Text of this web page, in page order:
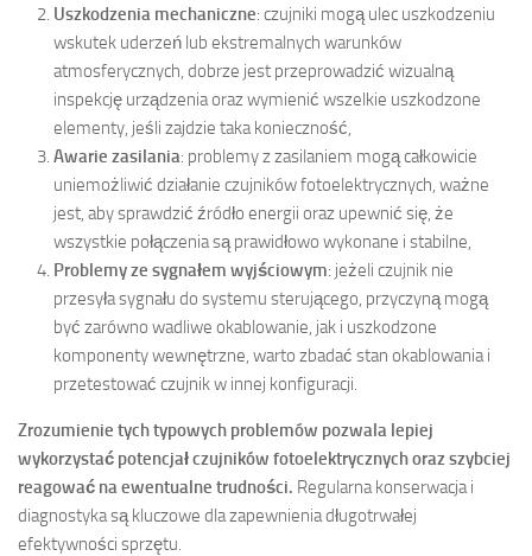
Uszkodzenia mechaniczne: czujniki mogą ulec uszkodzeniu
wskutek uderzeń lub ekstremalnych warunków
atmosferycznych, dobrze jest przeprowadzić wizualną
inspekcję urządzenia oraz wymienić wszelkie uszkodzone
elementy, jeśli zajdzie taka konieczność,
Awarie zasilania: problemy z zasilaniem mogą całkowicie
uniemożliwić działanie czujników fotoelektrycznych, ważne
jest, aby sprawdzić źródło energii oraz upewnić się, że
wszystkie połączenia są prawidłowo wykonane i stabilne,
Problemy ze sygnałem wyjściowym: jeżeli czujnik nie
przesyła sygnału do systemu sterującego, przyczyną mogą
być zarówno wadliwe okablowanie, jak i uszkodzone
komponenty wewnętrzne, warto zbadać stan okablowania i
przetestować czujnik w innej konfiguracji.
Zrozumienie tych typowych problemów pozwala lepiej
wykorzystać potencjał czujników fotoelektrycznych oraz szybciej
reagować na ewentualne trudności. Regularna konserwacja i
diagnostyka są kluczowe dla zapewnienia długotrwałej
efektywności sprzętu.